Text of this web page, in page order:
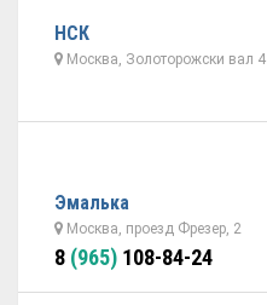
НСК
Москва, Золоторожски вал 4
Эмалька
Москва, проезд Фрезер, 2
8 (965) 108-84-24